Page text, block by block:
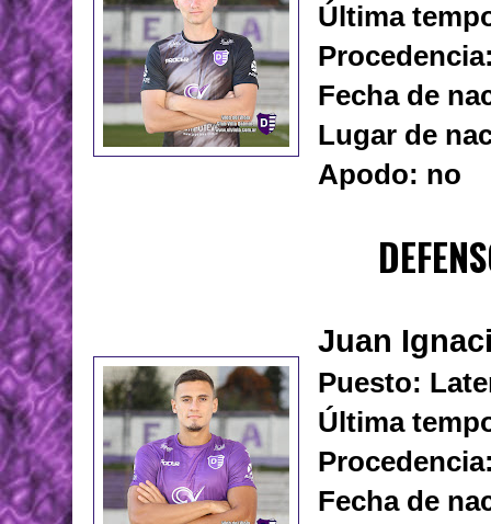
Última
Fecha de
Lugar de
Apodo: no
Juan
Puesto:
Última
Fecha de